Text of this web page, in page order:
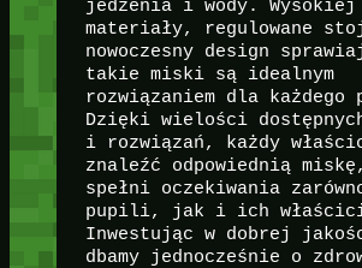
jedzenia i wody.
materiały, regulowane
nowoczesny design
takie miski są idealnym
rozwiązaniem dla każdego
Dzięki wielości
i rozwiązań, każdy
znaleźć odpowiednią
spełni oczekiwania
pupili, jak i ich
Inwestując w dobrej
dbamy jednocześnie o